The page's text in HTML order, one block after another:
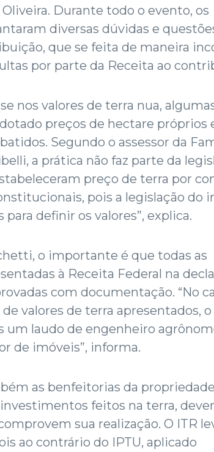
Durante todo o evento, os
diversas dúvidas e
que se feita de maneira
por parte da Receita ao
nos valores de terra nua,
preços de hectare próprios
Segundo o assessor da
a prática não faz parte da
preço de terra por
pois a legislação do
definir os valores”, explica.
o importante é que todas as
à Receita Federal na
com documentação. “No
valores de terra apresentados,
um laudo de engenheiro
de imóveis”, informa.
as benfeitorias da
feitos na terra,
sua realização. O ITR
ao contrário do IPTU, aplicado